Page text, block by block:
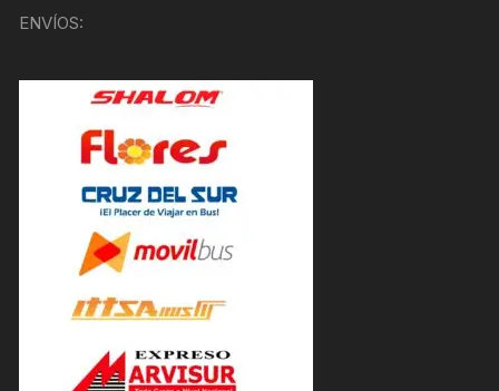
ENVÍOS: